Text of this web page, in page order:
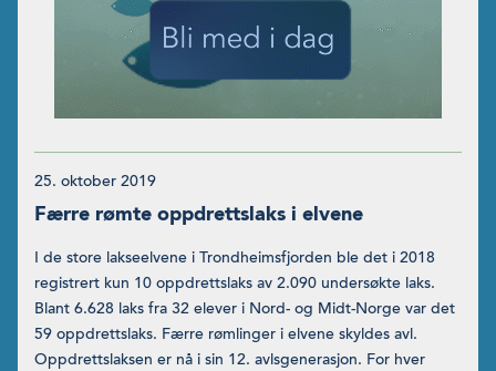
25. oktober 2019
Færre rømte oppdrettslaks i elvene
I de store lakseelvene i Trondheimsfjorden ble det i 2018
registrert kun 10 oppdrettslaks av 2.090 undersøkte laks.
Blant 6.628 laks fra 32 elever i Nord- og Midt-Norge var det
59 oppdrettslaks. Færre rømlinger i elvene skyldes avl.
Oppdrettslaksen er nå i sin 12. avlsgenerasjon. For hver